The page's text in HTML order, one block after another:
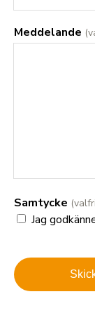
Meddelande
Samtycke
Jag